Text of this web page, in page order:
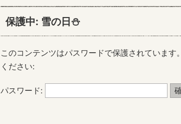
保護中: 雪の日⛄
このコンテンツはパスワードで保護されていま
ください:
パスワード: